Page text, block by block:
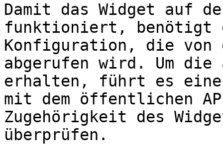
Damit das Widget auf
funktioniert, benötigt
Konfiguration, die von
abgerufen wird. Um
erhalten, führt es eine
mit dem öffentlichen
Zugehörigkeit des
überprüfen.